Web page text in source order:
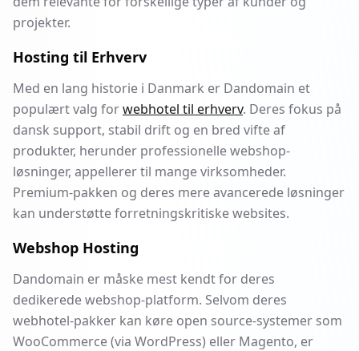
projekter.
Hosting til Erhverv
Med en lang historie i Danmark er Dandomain et
populært valg forwebhotel til erhverv. Deres fokus på
dansk support, stabil drift og en bred vifte af
produkter, herunder professionelle webshop-
løsninger, appellerer til mange virksomheder.
Premium-pakken og deres mere avancerede løsninger
kan understøtte forretningskritiske websites.
Webshop Hosting
Dandomain er måske mest kendt for deres
dedikerede webshop-platform. Selvom deres
webhotel-pakker kan køre open source-systemer som
WooCommerce (via WordPress) eller Magento, er